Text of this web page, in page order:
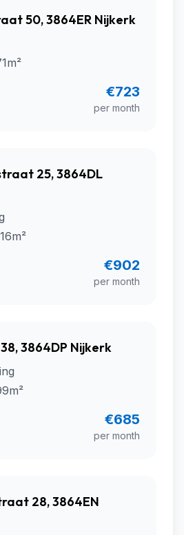
50, 3864ER Nijkerk
€723
per month
25, 3864DL
€902
per month
3864DP Nijkerk
€685
per month
28, 3864EN